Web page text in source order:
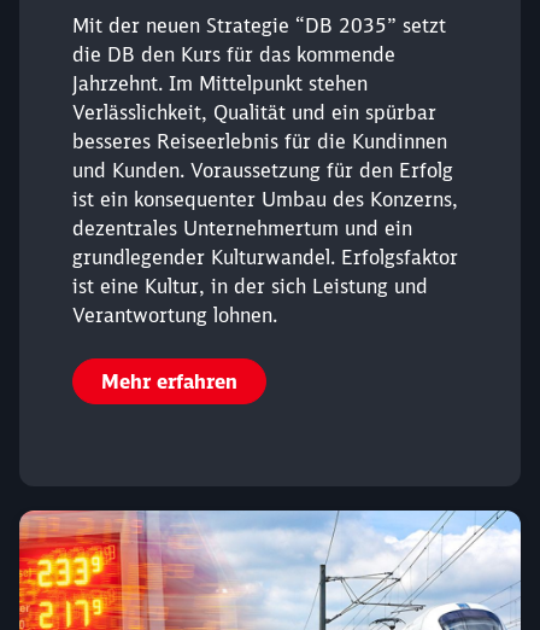
Mit der neuen Strategie “DB 2035” setzt
die DB den Kurs für das kommende
Jahrzehnt. Im Mittelpunkt stehen
Verlässlichkeit, Qualität und ein spürbar
besseres Reiseerlebnis für die Kundinnen
und Kunden. Voraussetzung für den Erfolg
ist ein konsequenter Umbau des Konzerns,
dezentrales Unternehmertum und ein
grundlegender Kulturwandel. Erfolgsfaktor
ist eine Kultur, in der sich Leistung und
Verantwortung lohnen.
Mehr erfahren